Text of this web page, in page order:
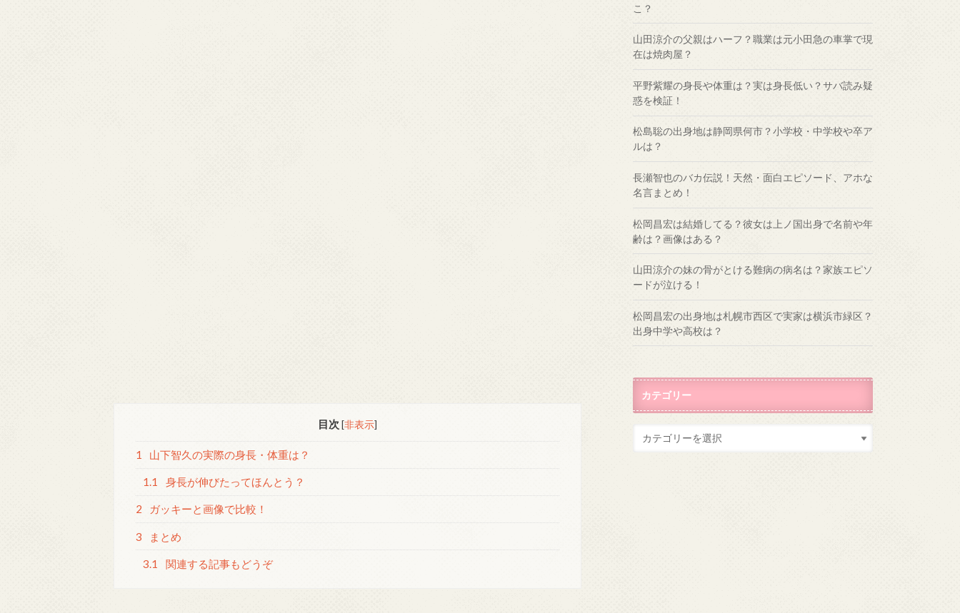
目次 [非表示]
1 山下智久の実際の身長・体重は？
1.1 身長が伸びたってほんとう？
2 ガッキーと画像で比較！
3 まとめ
3.1 関連する記事もどうぞ
こ？
山田涼介の父親はハーフ？職業は元小田急の車掌で現
在は焼肉屋？
平野紫耀の身長や体重は？実は身長低い？サバ読み疑
惑を検証！
松島聡の出身地は静岡県何市？小学校・中学校や卒ア
ルは？
長瀬智也のバカ伝説！天然・面白エピソード、アホな
名言まとめ！
松岡昌宏は結婚してる？彼女は上ノ国出身で名前や年
齢は？画像はある？
山田涼介の妹の骨がとける難病の病名は？家族エピソ
ードが泣ける！
松岡昌宏の出身地は札幌市西区で実家は横浜市緑区？
出身中学や高校は？
カテゴリー